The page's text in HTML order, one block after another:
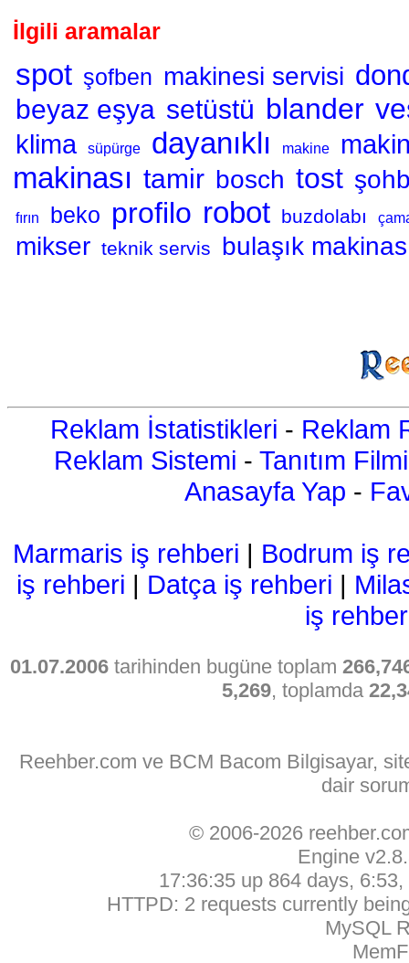
İlgili aramalar
spot şofben makinesi servisi
beyaz eşya setüstü blander
klima süpürge dayanıklı makine
makinası tamir bosch tost
fırın beko profilo robot buzdolabı
mikser teknik servis bulaşık
Reklam İstatistikleri - Reklam
Reklam Sistemi - Tanıtım Filmi
Anasayfa Yap -
Marmaris iş rehberi | Bodrum iş
iş rehberi | Datça iş rehberi |
iş
01.07.2006 tarihinden bugüne toplam
5,269, toplamda
Reehber.com ve BCM Bacom Bilgisayar,
dair
© 2006-2026
Engine
17:36:35 up 864 days,
HTTPD: 2 requests currently
MySQL